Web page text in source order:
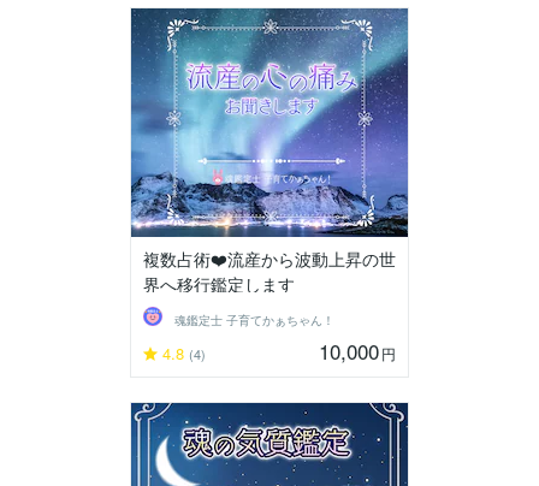
複数占術❤️流産から波動上昇の世
界へ移行鑑定します
魂鑑定士 子育てかぁちゃん！
4.8 (4) 10,000円